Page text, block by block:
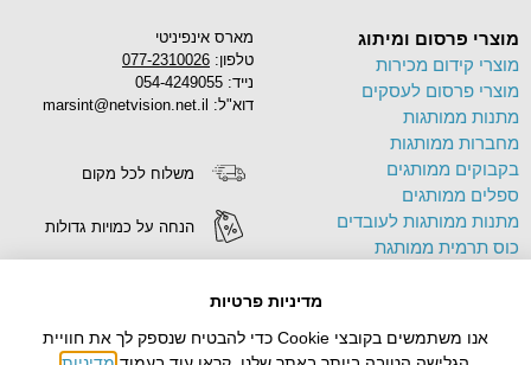
מארס אינפיניטי
טלפון: 077-2310026
נייד: 054-4249055
דוא"ל: marsint@netvision.net.il
משלוח לכל מקום
הנחה על כמויות גדולות
מוצרי פרסום ומיתוג
מוצרי קידום מכירות
מוצרי פרסום לעסקים
מתנות ממותגות
מחברות ממותגות
בקבוקים ממותגים
ספלים ממותגים
מתנות ממותגות לעובדים
כוס תרמית ממותגת
עטים ממותגים
מדיניות פרטיות
אנו משתמשים בקובצי Cookie כדי להבטיח שנספק לך את חוויית